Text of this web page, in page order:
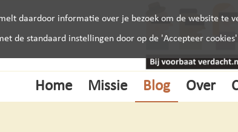
Home Missie Blog Over
daardoor informatie over je bezoek om de website te
de standaard instellingen door op de 'Accepteer